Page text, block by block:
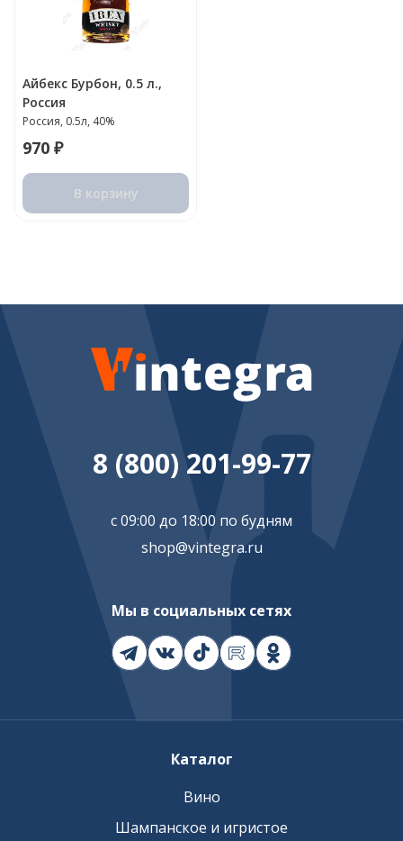
Айбекс Бурбон, 0.5 л.,
Россия
Россия, 0.5л, 40%
970 ₽
В корзину
8 (800) 201-99-77
с 09:00 до 18:00 по будням
shop@vintegra.ru
Мы в социальных сетях
Каталог
Вино
Шампанское и игристое